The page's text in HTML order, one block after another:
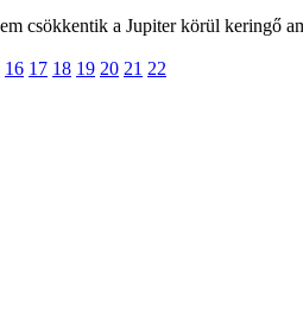
csökkentik a Jupiter körül keringő
16 17 18 19 20 21 22